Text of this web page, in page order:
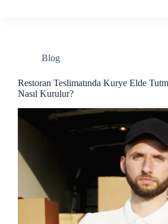
Blog
Restoran Teslimatında Kurye Elde
Nasıl Kurulur?